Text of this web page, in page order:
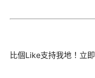
比個Like支持我地！立